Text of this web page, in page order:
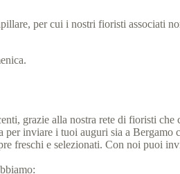
per cui i nostri fioristi associati
grazie alla nostra rete di fioristi
inviare i tuoi auguri sia a Bergamo
freschi e selezionati. Con noi puoi